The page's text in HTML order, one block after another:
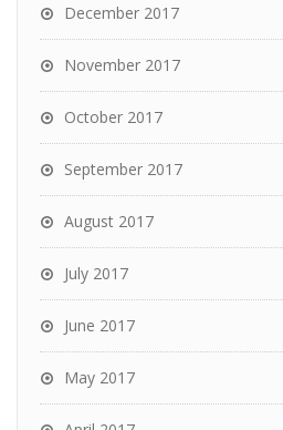
December 2017
November 2017
October 2017
September 2017
August 2017
July 2017
June 2017
May 2017